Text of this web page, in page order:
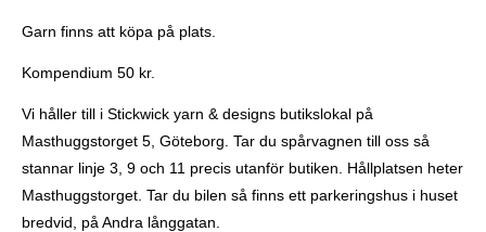
Garn finns att köpa på plats.
Kompendium 50 kr.
Vi håller till i Stickwick yarn & designs butikslokal på
Masthuggstorget 5, Göteborg. Tar du spårvagnen till oss så
stannar linje 3, 9 och 11 precis utanför butiken. Hållplatsen heter
Masthuggstorget. Tar du bilen så finns ett parkeringshus i huset
bredvid, på Andra långgatan.